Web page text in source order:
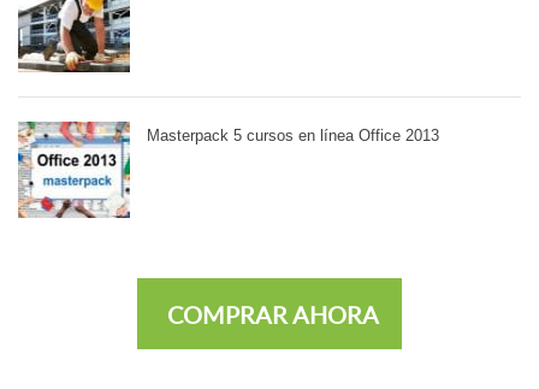
Masterpack 5 cursos en línea Office 2013
COMPRAR AHORA